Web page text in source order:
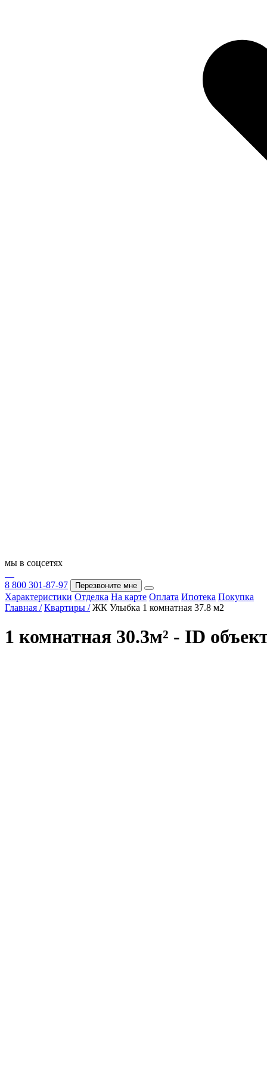
мы в соцсетях
8 800 301-87-97 Перезвоните мне
Характеристики Отделка На карте Оплата Ипотека Покупка
Главная / Квартиры / ЖК Улыбка 1 комнатная 37.8 м2
1 комнатная 30.3м² - ID